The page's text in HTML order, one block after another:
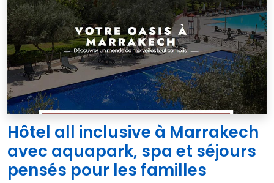
Hôtel all inclusive à Marrakech
avec aquapark, spa et séjours
pensés pour les familles